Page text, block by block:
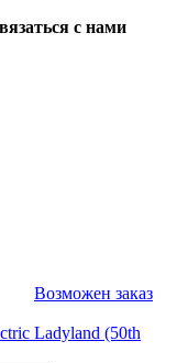
с нами
Возможен заказ
Ladyland (50th